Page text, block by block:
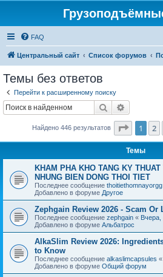
FAQ
Центральный сайт Список форумов
Темы без ответов
Перейти к расширенному поиску
Поиск
Найдено 446 результатов 1 2
Темы
KHAM PHA KHO TANG KY
NHUNG BIEN DONG THOI TIET
Последнее сообщение thoitiethomnayorgg
Добавлено в форуме Другое
Zephgain Review 2026 - Scam Or
Последнее сообщение zephgain « Вчера,
Добавлено в форуме Альбатрос
AlkaSlim Review 2026:
to Know
Последнее сообщение alkaslimcapsules «
Добавлено в форуме Общий форум